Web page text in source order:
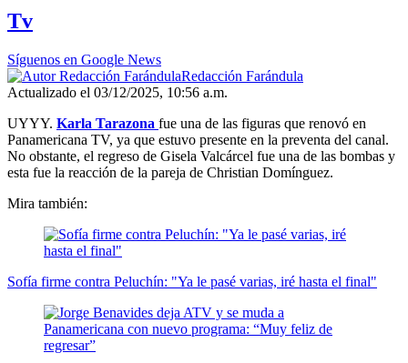
minute,
3
seconds
Tv
Síguenos en Google News
Redacción Farándula
Actualizado el 03/12/2025, 10:56 a.m.
UYYY. Karla Tarazona fue una de las figuras que renovó en
Panamericana TV, ya que estuvo presente en la preventa del canal.
No obstante, el regreso de Gisela Valcárcel fue una de las bombas y
esta fue la reacción de la pareja de Christian Domínguez.
Mira también:
Sofía firme contra Peluchín: "Ya le pasé varias, iré hasta el final"